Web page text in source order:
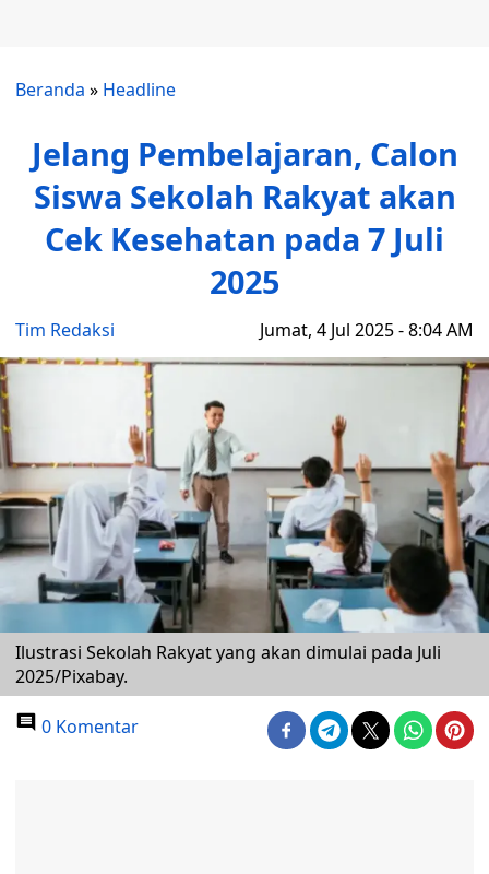
Beranda » Headline
Jelang Pembelajaran, Calon
Siswa Sekolah Rakyat akan
Cek Kesehatan pada 7 Juli
2025
Tim Redaksi Jumat, 4 Jul 2025 - 8:04 AM
Ilustrasi Sekolah Rakyat yang akan dimulai pada Juli
2025/Pixabay.
0 Komentar